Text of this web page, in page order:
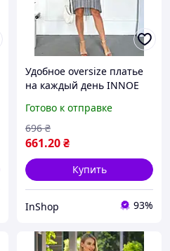
Удобное oversize платье
на каждый день INNOE
серое
Готово к отправке
661.20₴
696 ₴
Купить
InShop 93%